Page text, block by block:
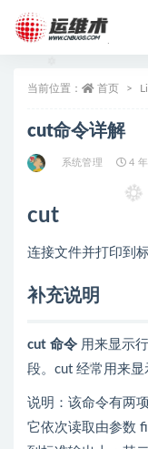
当前位置： 首页
cut命令详解
系统管理 4
cut
连接文件并打印到
补充说明
cut 命令 用来显示
段。cut 经常用来显
说明：该命令有两
它依次读取由参数